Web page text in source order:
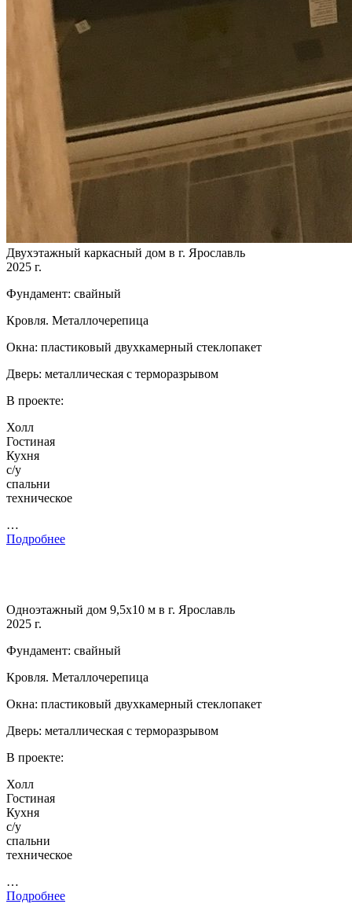
Двухэтажный каркасный дом в г. Ярославль
2025 г.
Фундамент: свайный
Кровля. Металлочерепица
Окна: пластиковый двухкамерный стеклопакет
Дверь: металлическая с терморазрывом
В проекте:
Холл
Гостиная
Кухня
с/у
спальни
техническое
…
Подробнее
Одноэтажный дом 9,5х10 м в г. Ярославль
2025 г.
Фундамент: свайный
Кровля. Металлочерепица
Окна: пластиковый двухкамерный стеклопакет
Дверь: металлическая с терморазрывом
В проекте:
Холл
Гостиная
Кухня
с/у
спальни
техническое
…
Подробнее